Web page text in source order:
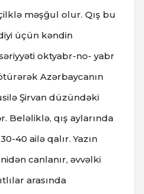
məşğul olur. Qış bu
üçün kəndin
oktyabr-no- yabr
Azərbaycanın
Şirvan düzündəki
Beləliklə, qış aylarında
40 ailə qalır. Yazın
canlanır, əvvəlki
arasında